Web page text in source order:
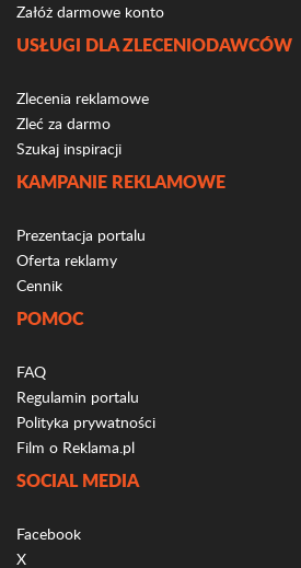
Załóż darmowe konto
USŁUGI DLA ZLECENIODAWCÓW
Zlecenia reklamowe
Zleć za darmo
Szukaj inspiracji
KAMPANIE REKLAMOWE
Prezentacja portalu
Oferta reklamy
Cennik
POMOC
FAQ
Regulamin portalu
Polityka prywatności
Film o Reklama.pl
SOCIAL MEDIA
Facebook
X